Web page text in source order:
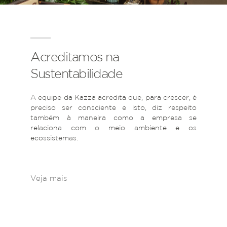
Acreditamos na
Sustentabilidade
A equipe da Kazza acredita que, para crescer, é
preciso ser consciente e isto, diz respeito
também à maneira como a empresa se
relaciona com o meio ambiente e os
ecossistemas.
Veja mais